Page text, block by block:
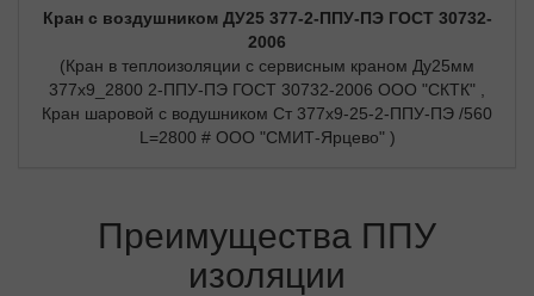
Кран с воздушником ДУ25 377-2-ППУ-ПЭ ГОСТ 30732-
2006
(Кран в теплоизоляции с сервисным краном Ду25мм
377х9_2800 2-ППУ-ПЭ ГОСТ 30732-2006 ООО "СКТК" ,
Кран шаровой с водушником Ст 377х9-25-2-ППУ-ПЭ /560
L=2800 # ООО "СМИТ-Ярцево" )
Преимущества ППУ
изоляции